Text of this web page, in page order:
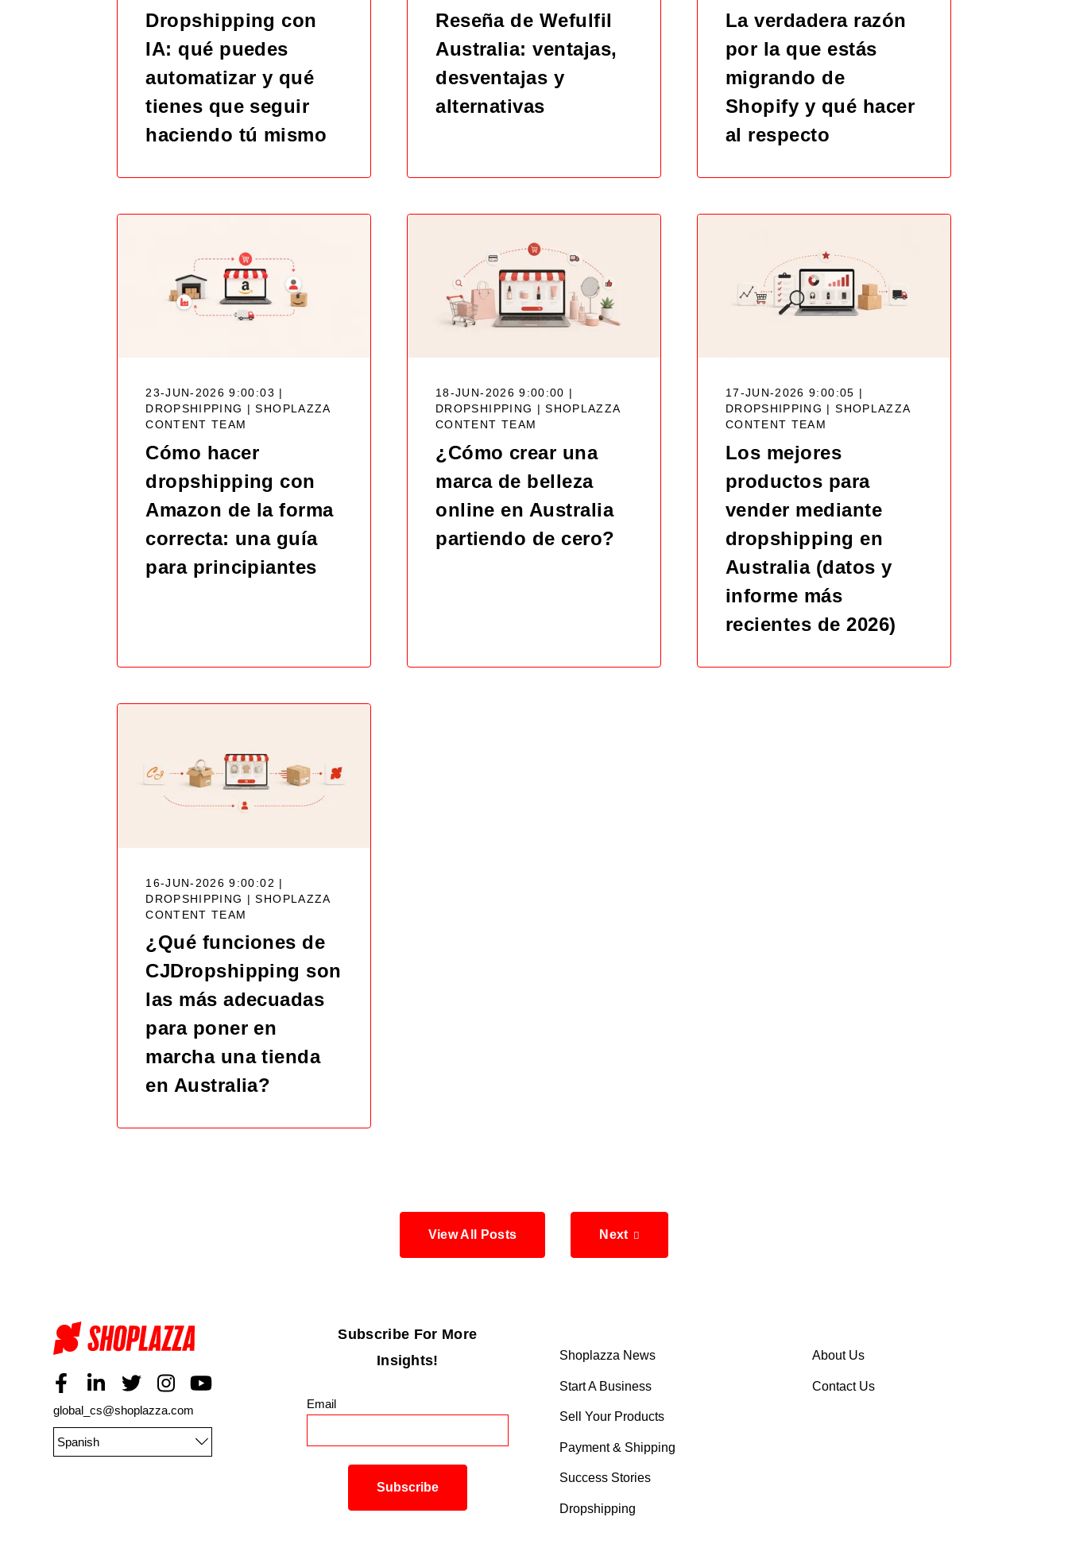
Dropshipping con
IA: qué puedes
automatizar y qué
tienes que seguir
haciendo tú mismo
Reseña de Wefulfil
Australia: ventajas,
desventajas y
alternativas
La verdadera razón
por la que estás
migrando de
Shopify y qué hacer
al respecto
23-JUN-2026 9:00:03 |
DROPSHIPPING |SHOPLAZZA
CONTENT TEAM
Cómo hacer
dropshipping con
Amazon de la forma
correcta: una guía
para principiantes
18-JUN-2026 9:00:00 |
DROPSHIPPING |SHOPLAZZA
CONTENT TEAM
¿Cómo crear una
marca de belleza
online en Australia
partiendo de cero?
17-JUN-2026 9:00:05 |
DROPSHIPPING |SHOPLAZZA
CONTENT TEAM
Los mejores
productos para
vender mediante
dropshipping en
Australia (datos y
informe más
recientes de 2026)
16-JUN-2026 9:00:02 |
DROPSHIPPING |SHOPLAZZA
CONTENT TEAM
¿Qué funciones de
CJDropshipping son
las más adecuadas
para poner en
marcha una tienda
en Australia?
View All Posts Next
global_cs@shoplazza.com
Spanish
Subscribe For More
Insights!
Email
Shoplazza News
Start A Business
Sell Your Products
Payment & Shipping
Success Stories
Dropshipping
About Us
Contact Us